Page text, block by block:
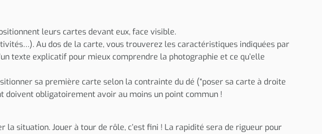
leurs cartes devant eux, face visible.
Au dos de la carte, vous trouverez les caractéristiques indiquées par
texte explicatif pour mieux comprendre la photographie et ce qu’elle
sa première carte selon la contrainte du dé (“poser sa carte à droite
doivent obligatoirement avoir au moins un point commun !
situation. Jouer à tour de rôle, c’est fini ! La rapidité sera de rigueur pour